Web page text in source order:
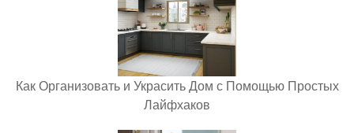
Как Организовать и Украсить Дом с Помощью Простых
Лайфхаков